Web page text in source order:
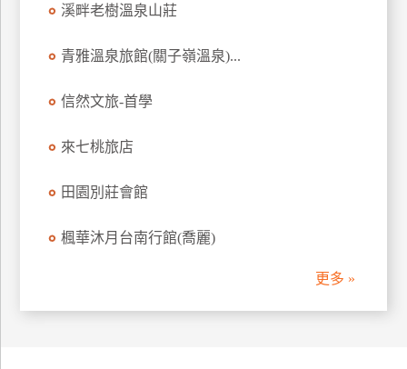
飯
溪畔老樹溫泉山莊
青雅溫泉旅館(關子嶺溫泉)...
信然文旅-首學
來七桃旅店
田園別莊會館
楓華沐月台南行館(喬麗)
更多 »